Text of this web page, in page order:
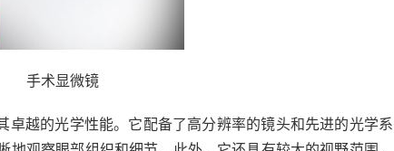
手术显微镜
越的光学性能。它配备了高分辨率的镜头和先进的光学系